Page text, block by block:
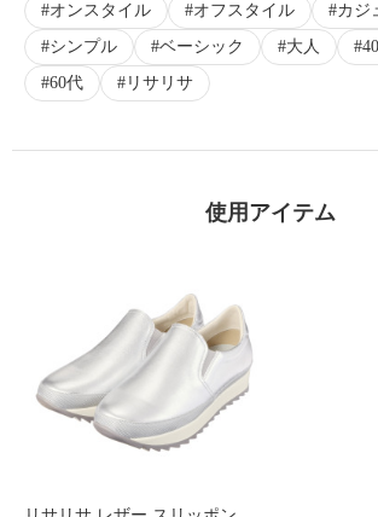
オンスタイル オフスタイル
カジ
シンプル
ベーシック 大人
60代
リサリサ
使用アイテム